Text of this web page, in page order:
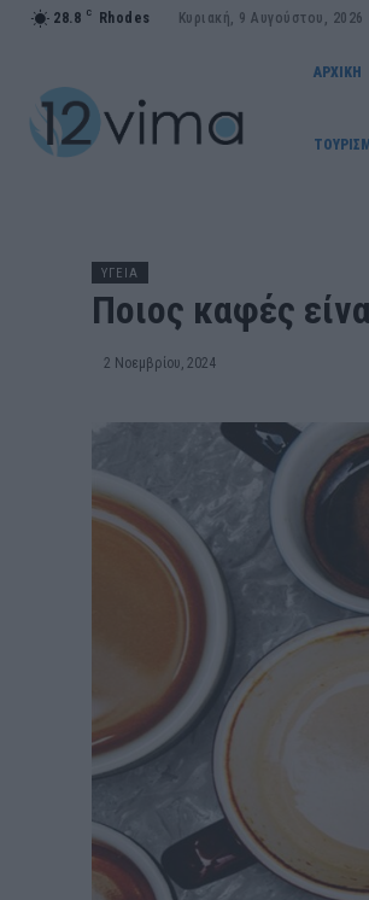
28.8 C Rhodes Κυριακή, 9 Αυγούστου, 2026
ΑΡΧΙΚΗ
ΥΓΕΙΑ
Ποιος καφές
2 Νοεμβρίου, 2024